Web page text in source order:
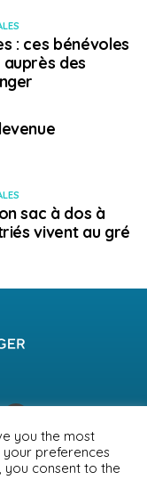
: ces bénévoles
des
sac à dos à
vivent au gré
MENTIONS LÉGALES
you the most
preferences
you consent to the